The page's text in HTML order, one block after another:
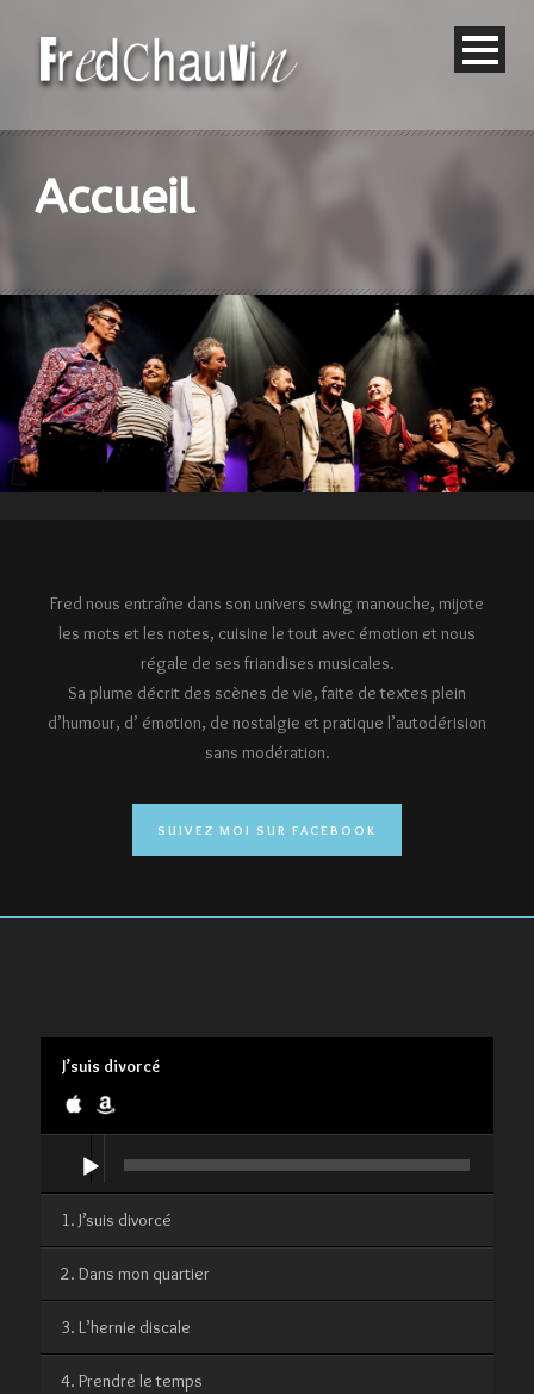
Accueil
Fred nous entraîne dans son univers swing manouche, mijote
les mots et les notes, cuisine le tout avec émotion et nous
régale de ses friandises musicales.
Sa plume décrit des scènes de vie, faite de textes plein
d’humour, d’ émotion, de nostalgie et pratique l’autodérision
sans modération.
SUIVEZ MOI SUR FACEBOOK
J’suis divorcé
1. J’suis divorcé
2. Dans mon quartier
3. L’hernie discale
4. Prendre le temps